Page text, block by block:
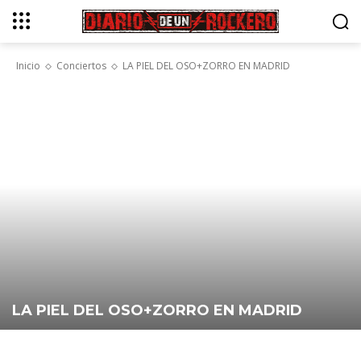
Inicio Conciertos LA PIEL DEL OSO+ZORRO EN MADRID
LA PIEL DEL OSO+ZORRO EN MADRID